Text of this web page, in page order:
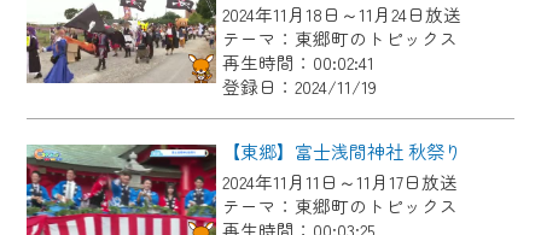
2024年11月18日～11月24日放送
テーマ：東郷町のトピックス
再生時間：00:02:41
登録日：2024/11/19
【東郷】富士浅間神社 秋祭り
2024年11月11日～11月17日放送
テーマ：東郷町のトピックス
再生時間：00:03:25
【ご注意】
2024年9月24日からはご加入者様へのサー
ビス向上のため、
『CCNet Web TV』を利用いただくには、
一部コンテンツを除き、
CCNetサービスへの加入と『CCNetマイ
ページ※』へのログインが必要となりま